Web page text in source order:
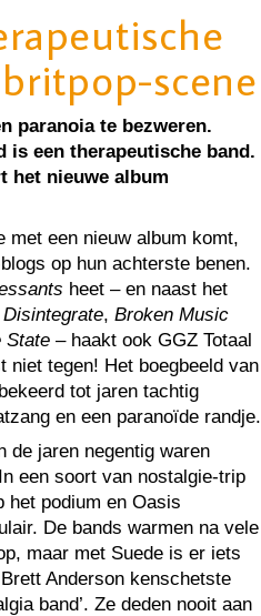
scene
paranoia te bezweren.
is een therapeutische band.
het nieuwe album
met een nieuw album komt,
op hun achterste benen.
heet – en naast het
Disintegrate, Broken Music
State – haakt ook GGZ Totaal
tegen! Het boegbeeld van
tot jaren tachtig
en een paranoïde randje.
de jaren negentig waren
een soort van nostalgie-trip
het podium en Oasis
De bands warmen na vele
maar met Suede is er iets
Anderson kenschetste
band’. Ze deden nooit aan